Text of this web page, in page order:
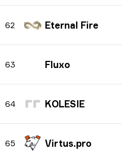
62 Eternal Fire
63 Fluxo
64 KOLESIE
65 Virtus.pro